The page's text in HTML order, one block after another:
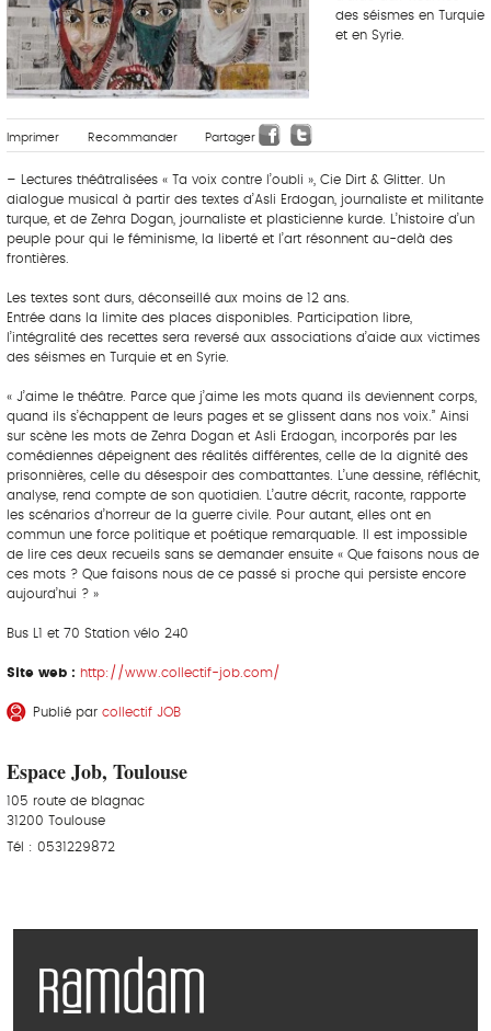
des séismes en Turquie
et en Syrie.
Imprimer Recommander Partager
– Lectures théâtralisées « Ta voix contre l’oubli », Cie Dirt & Glitter. Un
dialogue musical à partir des textes d’Asli Erdogan, journaliste et militante
turque, et de Zehra Dogan, journaliste et plasticienne kurde. L’histoire d’un
peuple pour qui le féminisme, la liberté et l’art résonnent au-delà des
frontières.
Les textes sont durs, déconseillé aux moins de 12 ans.
Entrée dans la limite des places disponibles. Participation libre,
l’intégralité des recettes sera reversé aux associations d’aide aux victimes
des séismes en Turquie et en Syrie.
« J’aime le théâtre. Parce que j’aime les mots quand ils deviennent corps,
quand ils s’échappent de leurs pages et se glissent dans nos voix.” Ainsi
sur scène les mots de Zehra Dogan et Asli Erdogan, incorporés par les
comédiennes dépeignent des réalités différentes, celle de la dignité des
prisonnières, celle du désespoir des combattantes. L’une dessine, réfléchit,
analyse, rend compte de son quotidien. L’autre décrit, raconte, rapporte
les scénarios d’horreur de la guerre civile. Pour autant, elles ont en
commun une force politique et poétique remarquable. Il est impossible
de lire ces deux recueils sans se demander ensuite « Que faisons nous de
ces mots ? Que faisons nous de ce passé si proche qui persiste encore
aujourd’hui ? »
Bus L1 et 70 Station vélo 240
Site web : http://www.collectif-job.com/
Publié par collectif JOB
Espace Job, Toulouse
105 route de blagnac
31200 Toulouse
Tél : 0531229872